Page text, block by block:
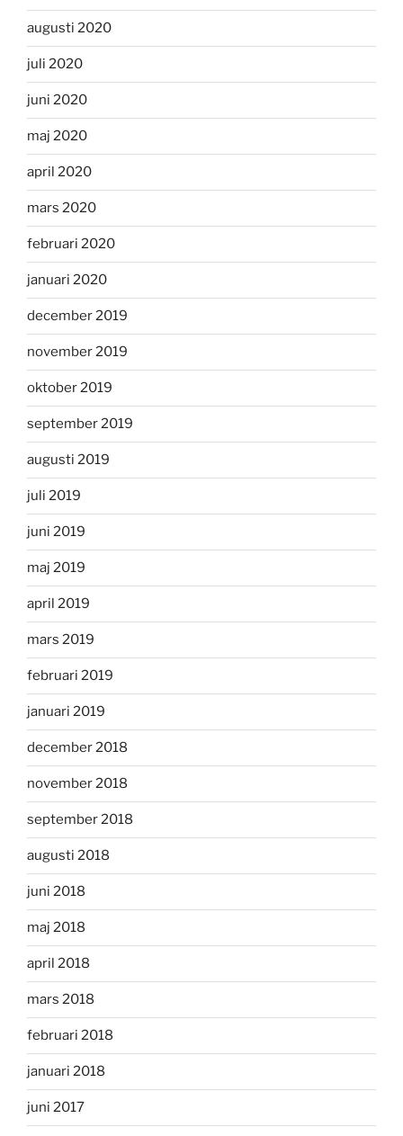
augusti 2020
juli 2020
juni 2020
maj 2020
april 2020
mars 2020
februari 2020
januari 2020
december 2019
november 2019
oktober 2019
september 2019
augusti 2019
juli 2019
juni 2019
maj 2019
april 2019
mars 2019
februari 2019
januari 2019
december 2018
november 2018
september 2018
augusti 2018
juni 2018
maj 2018
april 2018
mars 2018
februari 2018
januari 2018
juni 2017